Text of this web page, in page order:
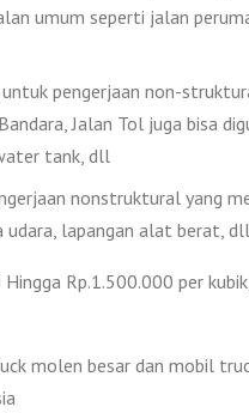
umum seperti jalan
pengerjaan non-
Jalan Tol juga bisa
tank, dll
nonstruktural yang
udara, lapangan alat berat,
Rp.1.500.000 per
molen besar dan mobil